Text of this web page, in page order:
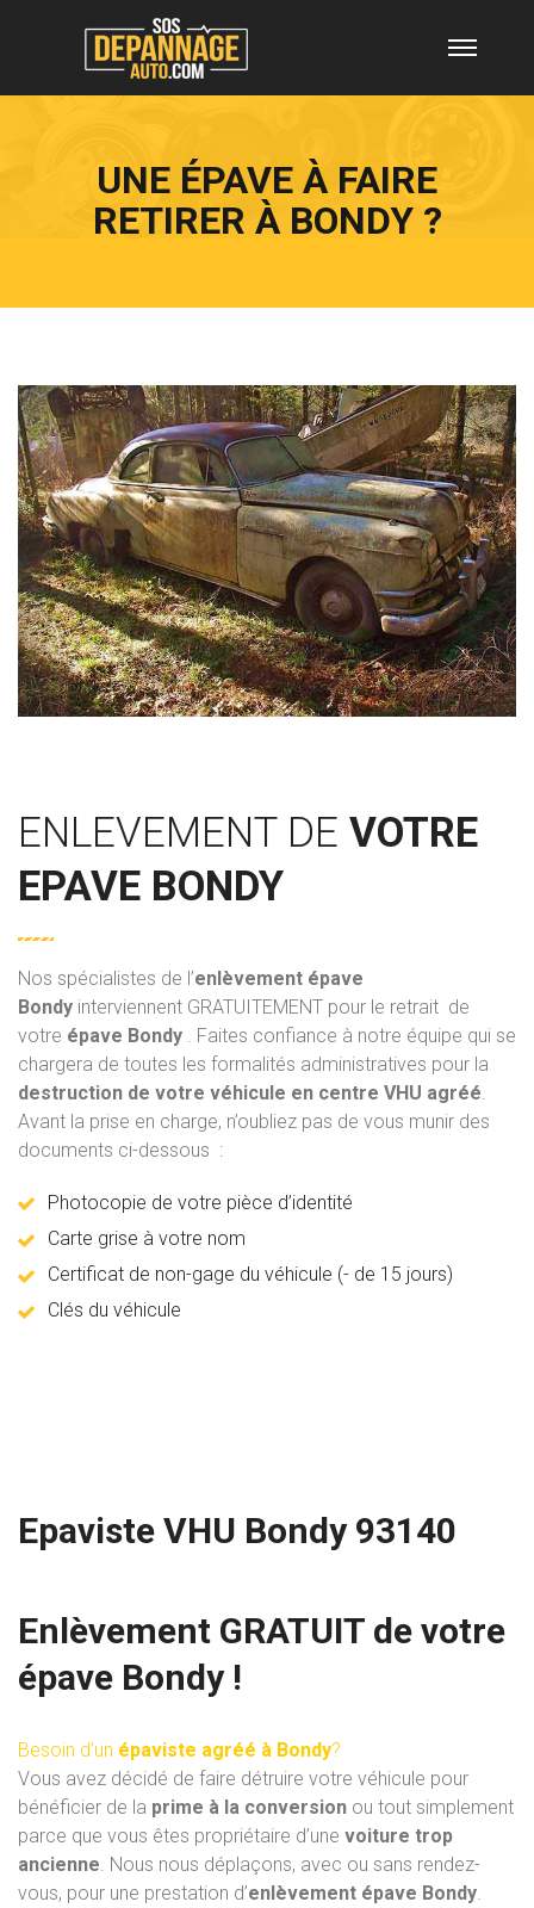
UNE ÉPAVE À FAIRE
RETIRER À BONDY ?
ENLEVEMENT DE VOTRE
EPAVE BONDY
Nos spécialistes de l’enlèvement épave
Bondy interviennent GRATUITEMENT pour le retrait de
votre épave Bondy . Faites confiance à notre équipe qui se
chargera de toutes les formalités administratives pour la
destruction de votre véhicule en centre VHU agréé.
Avant la prise en charge, n’oubliez pas de vous munir des
documents ci-dessous :
Photocopie de votre pièce d’identité
Carte grise à votre nom
Certificat de non-gage du véhicule (- de 15 jours)
Clés du véhicule
Epaviste VHU Bondy 93140
Enlèvement GRATUIT de votre
épave Bondy !
Besoin d’un épaviste agréé à Bondy?
Vous avez décidé de faire détruire votre véhicule pour
bénéficier de la prime à la conversion ou tout simplement
parce que vous êtes propriétaire d’une voiture trop
ancienne. Nous nous déplaçons, avec ou sans rendez-
vous, pour une prestation d’enlèvement épave Bondy.